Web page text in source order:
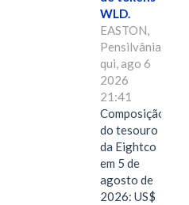
WLD.
EASTON,
Pensilvânia,
qui, ago 6
2026
21:41
Composição
do tesouro
da Eightco
em 5 de
agosto de
2026: US$